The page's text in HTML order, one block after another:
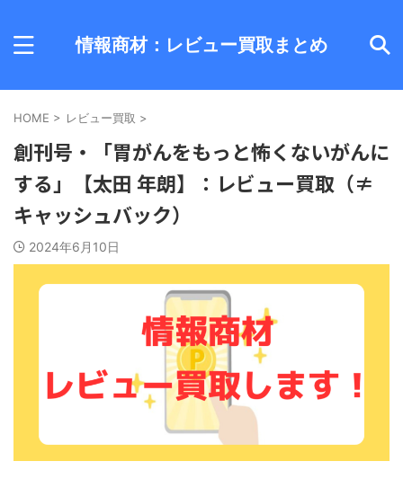
情報商材：レビュー買取まとめ
HOME > レビュー買取 >
創刊号・「胃がんをもっと怖くないがんに
する」【太田 年朗】：レビュー買取（≠
キャッシュバック）
2024年6月10日